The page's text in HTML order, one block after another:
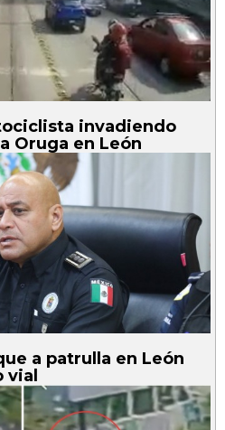
invadiendo
Oruga en León
a patrulla en León
vial